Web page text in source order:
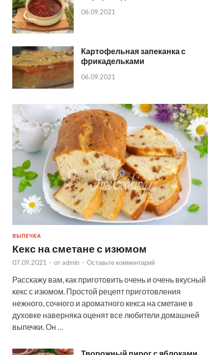
06.09.2021
Картофельная запеканка с
фрикадельками
06.09.2021
ВЫПЕЧКА
Кекс на сметане с изюмом
07.09.2021 - от admin - Оставьте комментарий
Расскажу вам, как приготовить очень и очень вкусный
кекс с изюмом. Простой рецепт приготовления
нежного, сочного и ароматного кекса на сметане в
духовке наверняка оценят все любители домашней
выпечки. Он …